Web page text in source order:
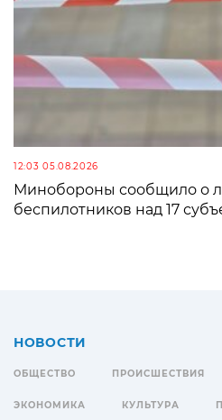
12:03 05.08.2026
Минобороны сообщило о
беспилотников над 17
НОВОСТИ
ОБЩЕСТВО ПРОИСШЕСТВИЯ
ЭКОНОМИКА КУЛЬТУРА